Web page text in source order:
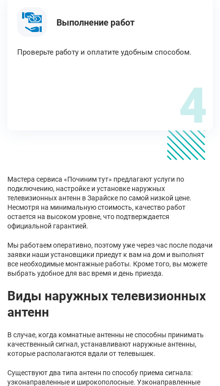
Выполнение работ
Проверьте работу и оплатите удобным способом.
4
Мастера сервиса «Починим тут» предлагают услуги по
подключению, настройке и установке наружных
телевизионных антенн в Зарайске по самой низкой цене.
Несмотря на минимальную стоимость, качество работ
остается на высоком уровне, что подтверждается
официальной гарантией.
Мы работаем оперативно, поэтому уже через час после подачи
заявки наши установщики приедут к вам на дом и выполнят
все необходимые монтажные работы. Кроме того, вы можете
выбрать удобное для вас время и день приезда.
Виды наружных телевизионных
антенн
В случае, когда комнатные антенны не способны принимать
качественный сигнал, устанавливают наружные антенны,
которые располагаются вдали от телевышек.
Существуют два типа антенн по способу приема сигнала:
узконаправленные и широкополосные. Узконаправленные